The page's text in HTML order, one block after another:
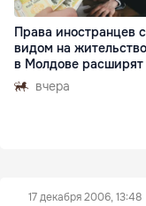
Права иностранцев с
видом на жительство
в Молдове расширят
вчера
17 декабря 2006, 13:48